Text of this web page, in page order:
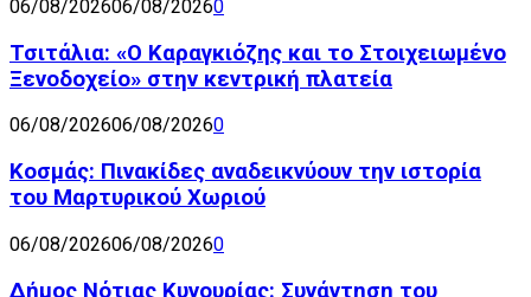
06/08/202606/08/20260
Τσιτάλια: «Ο Καραγκιόζης και το Στοιχειωμένο
Ξενοδοχείο» στην κεντρική πλατεία
06/08/202606/08/20260
Κοσμάς: Πινακίδες αναδεικνύουν την ιστορία
του Μαρτυρικού Χωριού
06/08/202606/08/20260
Δήμος Νότιας Κυνουρίας: Συνάντηση του